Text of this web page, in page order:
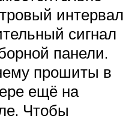
интервал
сигнал
панели.
прошиты в
ещё на
Чтобы